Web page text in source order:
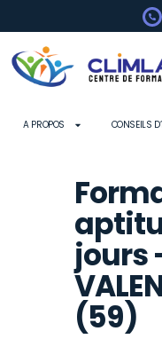
A PROPOS CONSEILS
jours
(59)